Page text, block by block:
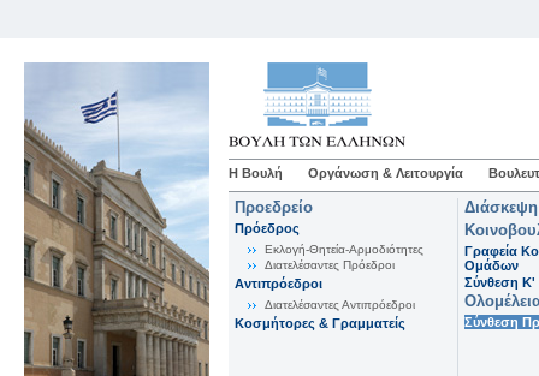
Η Βουλή Οργάνωση & Λειτουργία
Προεδρείο
Πρόεδρος
Εκλογή-Θητεία-Αρμοδιότητες
Διατελέσαντες Πρόεδροι
Αντιπρόεδροι
Διατελέσαντες Αντιπρόεδροι
Κοσμήτορες & Γραμματείς
Γραφεία
Ομάδων
Σύνθεση K'
Σύνθεση